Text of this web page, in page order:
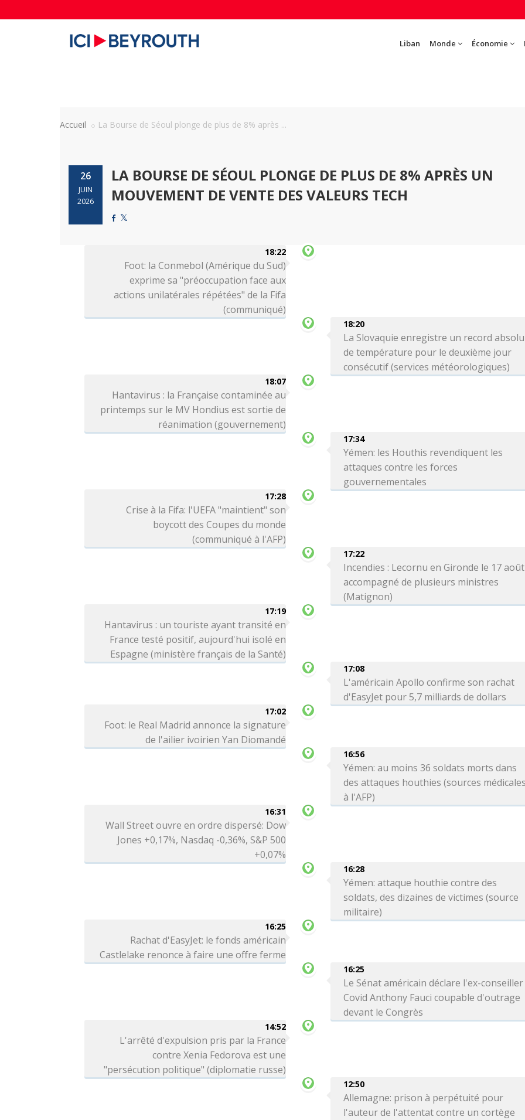
Liban Monde Économie
Accueil La Bourse de Séoul plonge de plus de 8% après ...
26
JUIN
2026
LA BOURSE DE SÉOUL PLONGE DE PLUS DE 8% APRÈS UN
MOUVEMENT DE VENTE DES VALEURS TECH
18:22
Foot: la Conmebol (Amérique du Sud)
exprime sa "préoccupation face aux
actions unilatérales répétées" de la Fifa
(communiqué)
18:20
La Slovaquie enregistre un record absolu
de température pour le deuxième jour
consécutif (services météorologiques)
18:07
Hantavirus : la Française contaminée au
printemps sur le MV Hondius est sortie de
réanimation (gouvernement)
17:34
Yémen: les Houthis revendiquent les
attaques contre les forces
gouvernementales
17:28
Crise à la Fifa: l'UEFA "maintient" son
boycott des Coupes du monde
(communiqué à l'AFP)
17:22
Incendies : Lecornu en Gironde le 17 août
accompagné de plusieurs ministres
(Matignon)
17:19
Hantavirus : un touriste ayant transité en
France testé positif, aujourd'hui isolé en
Espagne (ministère français de la Santé)
17:08
L'américain Apollo confirme son rachat
d'EasyJet pour 5,7 milliards de dollars
17:02
Foot: le Real Madrid annonce la signature
de l'ailier ivoirien Yan Diomandé
16:56
Yémen: au moins 36 soldats morts dans
des attaques houthies (sources
à l'AFP)
16:31
Wall Street ouvre en ordre dispersé: Dow
Jones +0,17%, Nasdaq -0,36%, S&P 500
+0,07%
16:28
Yémen: attaque houthie contre des
soldats, des dizaines de victimes (source
militaire)
16:25
Rachat d'EasyJet: le fonds américain
Castlelake renonce à faire une offre ferme
16:25
Le Sénat américain déclare l'ex-conseiller
Covid Anthony Fauci coupable d'outrage
devant le Congrès
14:52
L'arrêté d'expulsion pris par la France
contre Xenia Fedorova est une
"persécution politique" (diplomatie russe)
12:50
Allemagne: prison à perpétuité pour
l'auteur de l'attentat contre un cortège